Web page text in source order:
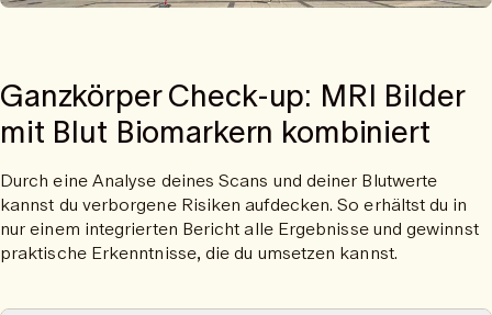
Ganzkörper Check-up: MRI Bilder
mit Blut Biomarkern kombiniert
Durch eine Analyse deines Scans und deiner Blutwerte
kannst du verborgene Risiken aufdecken. So erhältst du in
nur einem integrierten Bericht alle Ergebnisse und gewinnst
praktische Erkenntnisse, die du umsetzen kannst.